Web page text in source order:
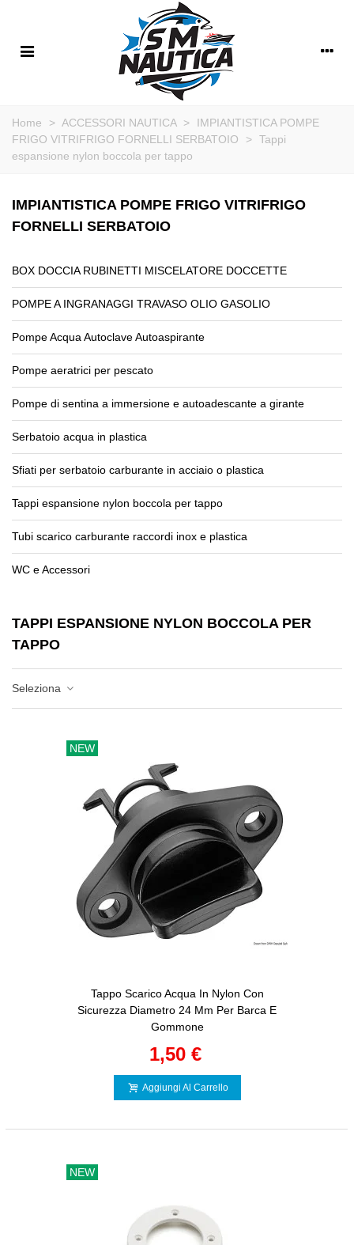
Home > ACCESSORI NAUTICA >
IMPIANTISTICA POMPE
FRIGO VITRIFRIGO FORNELLI SERBATOIO
> Tappi
espansione nylon boccola per tappo
IMPIANTISTICA POMPE FRIGO VITRIFRIGO
FORNELLI SERBATOIO
BOX DOCCIA RUBINETTI MISCELATORE DOCCETTE
POMPE A INGRANAGGI TRAVASO OLIO GASOLIO
Pompe Acqua Autoclave Autoaspirante
Pompe aeratrici per pescato
Pompe di sentina a immersione e autoadescante a girante
Serbatoio acqua in plastica
Sfiati per serbatoio carburante in acciaio o plastica
Tappi espansione nylon boccola per tappo
Tubi scarico carburante raccordi inox e plastica
WC e Accessori
TAPPI ESPANSIONE NYLON BOCCOLA PER
TAPPO
Seleziona
NEW
Tappo Scarico Acqua In Nylon Con
Sicurezza Diametro 24 Mm Per Barca E
Gommone
1,50 €
Aggiungi Al Carrello
NEW